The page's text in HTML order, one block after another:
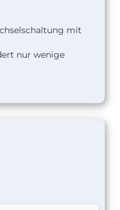
mit
nur wenige